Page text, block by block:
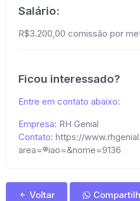
Salário:
R$3.200,00 comissão por
Ficou interessado?
Entre em contato abaixo:
Empresa: RH Genial
Contato: https://
area=®iao=&nome=9136
Voltar